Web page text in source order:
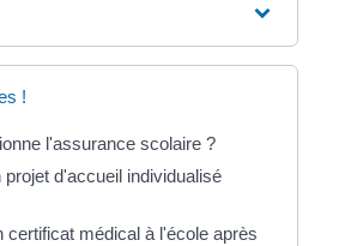
!
l'assurance scolaire ?
d'accueil individualisé
certificat médical à l'école après